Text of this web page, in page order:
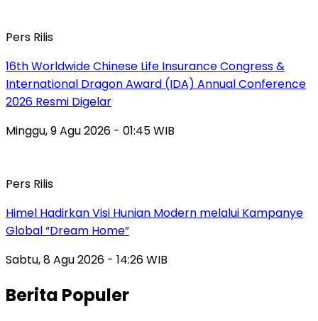
Pers Rilis
16th Worldwide Chinese Life Insurance Congress &
International Dragon Award (IDA) Annual Conference
2026 Resmi Digelar
Minggu, 9 Agu 2026 - 01:45 WIB
Pers Rilis
Himel Hadirkan Visi Hunian Modern melalui Kampanye
Global “Dream Home”
Sabtu, 8 Agu 2026 - 14:26 WIB
Berita Populer